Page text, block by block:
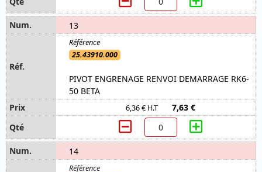
13
25.43910.000
PIVOT ENGRENAGE RENVOI DEMARRAGE RK6-
50 BETA
6,36 € H.T 7,63 €
14